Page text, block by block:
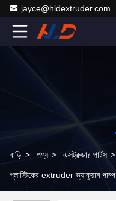
jayce@hldextruder.com
বাড়ি > পণ্য > এক্সট্রুডার পার্টস >
প্লাস্টিকের extruder ভ্যাকুয়াম পাম্প